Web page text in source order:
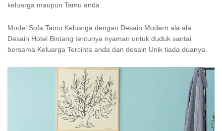
keluarga maupun Tamu anda
Model Sofa Tamu Keluarga dengan Desain Modern ala ala
Desain Hotel Bintang tentunya nyaman untuk duduk santai
bersama Keluarga Tercinta anda dan desain Unik tiada duanya.